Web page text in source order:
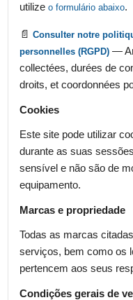
utilizeo formulário abaixo.
📄Consulter notre
personnelles (RGPD)—
collectées, durées de
droits, et coordonnées
Cookies
Este site pode utilizar
durante as suas
sensível e não são de
equipamento.
Marcas e propriedade
Todas as marcas
serviços, bem como os
pertencem aos seus
Condições gerais de